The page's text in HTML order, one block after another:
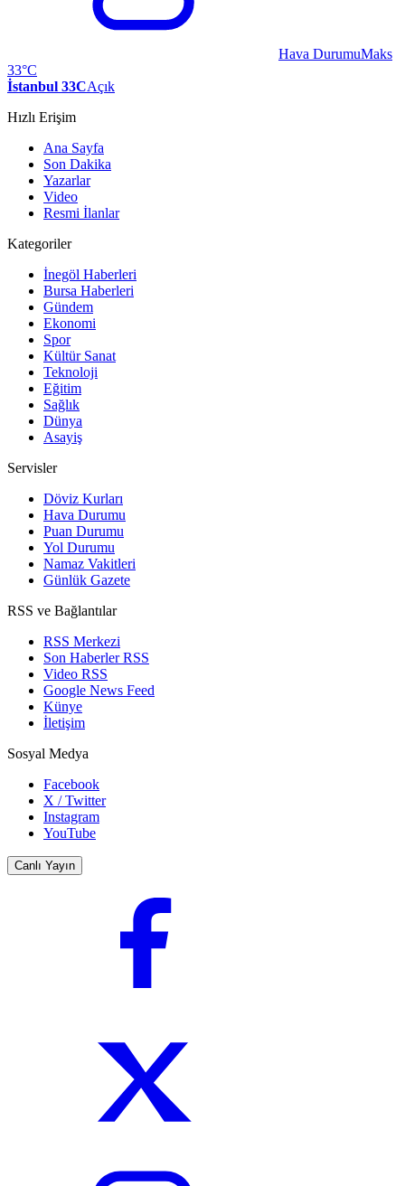
Hava DurumuMaks
33°C
İstanbul 33CAçık
Hızlı Erişim
Ana Sayfa
Son Dakika
Yazarlar
Video
Resmi İlanlar
Kategoriler
İnegöl Haberleri
Bursa Haberleri
Gündem
Ekonomi
Spor
Kültür Sanat
Teknoloji
Eğitim
Sağlık
Dünya
Asayiş
Servisler
Döviz Kurları
Hava Durumu
Puan Durumu
Yol Durumu
Namaz Vakitleri
Günlük Gazete
RSS ve Bağlantılar
RSS Merkezi
Son Haberler RSS
Video RSS
Google News Feed
Künye
İletişim
Sosyal Medya
Facebook
X / Twitter
Instagram
YouTube
Canlı Yayın